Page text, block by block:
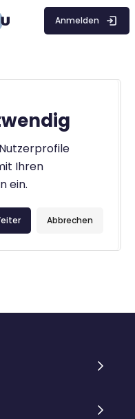
Anmelden
Ihren
ein.
Abbrechen